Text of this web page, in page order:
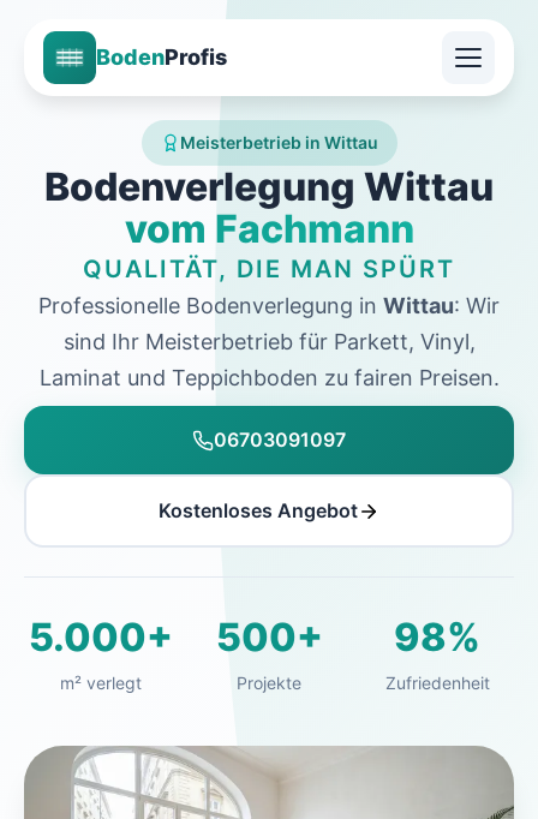
BodenProfis
Meisterbetrieb in Wittau
Bodenverlegung Wittau
vom Fachmann
QUALITÄT, DIE MAN SPÜRT
Professionelle Bodenverlegung in Wittau: Wir
sind Ihr Meisterbetrieb für Parkett, Vinyl,
Laminat und Teppichboden zu fairen Preisen.
06703091097
Kostenloses Angebot
5.000+
m² verlegt
500+
Projekte
98%
Zufriedenheit